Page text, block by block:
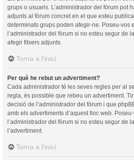
grups o usuaris. L’administrador del fòrum pot
adjunts al fòrum concret en el que esteu
determinats grups poden afegir-ne. Poseu-vos
l’administrador del fòrum si no esteu segur de
afegir fitxers adjunts.
Torna a l’inici
Per què he rebut un advertiment?
Cada administrador té les seves regles per al
regla, és possible que rebeu un advertiment.
decisió de l’administrador del fòrum i que
amb els advertiments d’aquest lloc web.
l’administrador del fòrum si no esteu segur de
l’advertiment.
Torna a l’inici